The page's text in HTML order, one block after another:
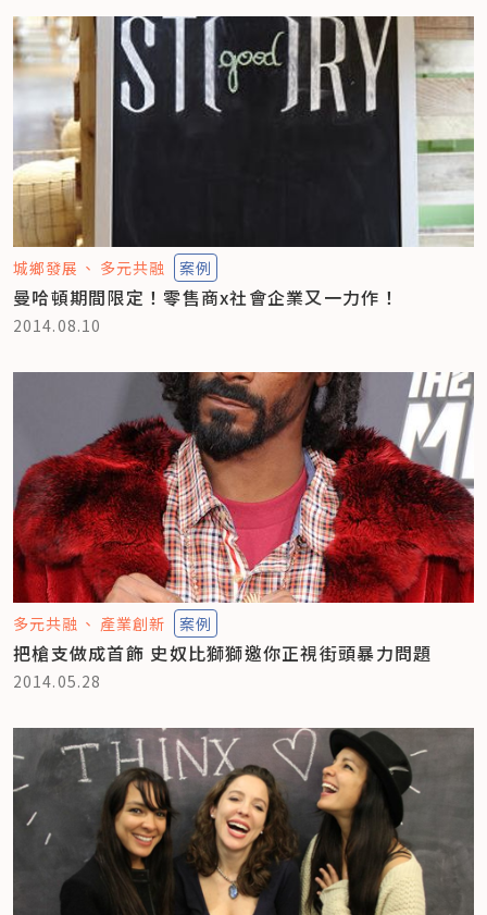
城鄉發展 多元共融 案例
曼哈頓期間限定！零售商x社會企業又一力作！
2014.08.10
多元共融 產業創新 案例
把槍支做成首飾 史奴比獅獅邀你正視街頭暴力問題
2014.05.28